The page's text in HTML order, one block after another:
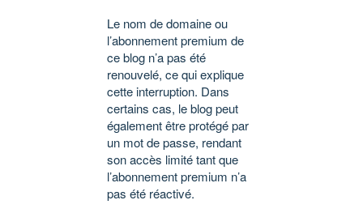
Le nom de domaine ou
l’abonnement premium de
ce blog n’a pas été
renouvelé, ce qui explique
cette interruption. Dans
certains cas, le blog peut
également être protégé par
un mot de passe, rendant
son accès limité tant que
l’abonnement premium n’a
pas été réactivé.